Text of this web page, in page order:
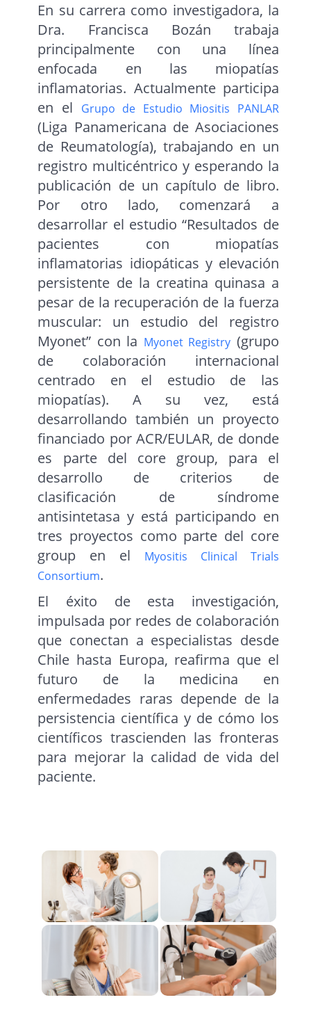
En su carrera como investigadora, la
Dra. Francisca Bozán trabaja
principalmente con una línea
enfocada en las miopatías
inflamatorias. Actualmente participa
en el
Grupo de Estudio Miositis PANLAR
(Liga Panamericana de Asociaciones
de Reumatología), trabajando en un
registro multicéntrico y esperando la
publicación de un capítulo de libro.
Por otro lado, comenzará a
desarrollar el estudio “Resultados de
pacientes con miopatías
inflamatorias idiopáticas y elevación
persistente de la creatina quinasa a
pesar de la recuperación de la fuerza
muscular: un estudio del registro
Myonet” con la Myonet Registry (grupo
de colaboración internacional
centrado en el estudio de las
miopatías). A su vez, está
desarrollando también un proyecto
financiado por ACR/EULAR, de donde
es parte del core group, para el
desarrollo de criterios de
clasificación de síndrome
antisintetasa y está participando en
tres proyectos como parte del core
group en el
Myositis Clinical Trials
Consortium.
El éxito de esta investigación,
impulsada por redes de colaboración
que conectan a especialistas desde
Chile hasta Europa, reafirma que el
futuro de la medicina en
enfermedades raras depende de la
persistencia científica y de cómo los
científicos trascienden las fronteras
para mejorar la calidad de vida del
paciente.